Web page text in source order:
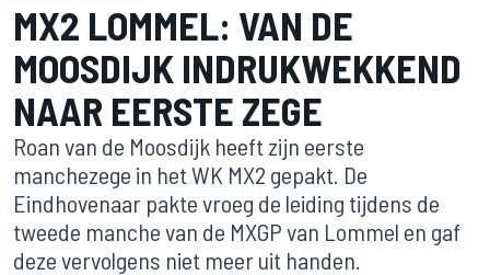
MX2 LOMMEL: VAN DE
MOOSDIJK INDRUKWEKKEND
NAAR EERSTE ZEGE
Roan van de Moosdijk heeft zijn eerste
manchezege in het WK MX2 gepakt. De
Eindhovenaar pakte vroeg de leiding tijdens de
tweede manche van de MXGP van Lommel en gaf
deze vervolgens niet meer uit handen.